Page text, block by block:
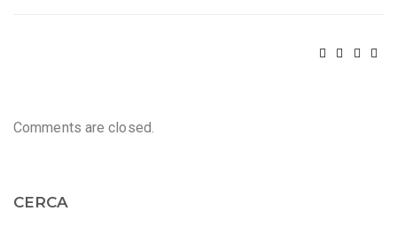
Comments are closed.
CERCA